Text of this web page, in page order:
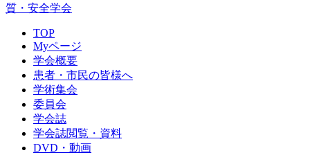
質・安全学会
TOP
Myページ
学会概要
患者・市民の皆様へ
学術集会
委員会
学会誌
学会誌閲覧・資料
DVD・動画